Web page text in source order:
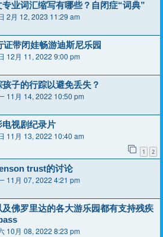
业词汇缩写有哪些？自闭症“词典”
2月 12, 2023 11:29 am
带闭娃畅游迪斯尼乐园
12月 11, 2022 9:00 pm
子的行踪以避免丢失？
11月 14, 2022 10:50 pm
电视剧纪录片
11月 13, 2022 10:40 am
1 2
trust的讨论
11月 07, 2022 4:21 pm
佛罗里达的各大游乐园都有支持残疾
10月 08, 2022 8:23 pm